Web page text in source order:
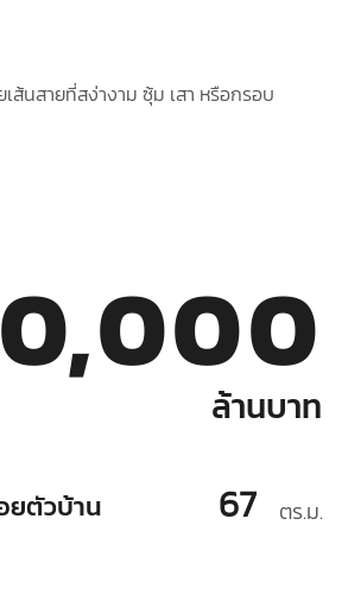
นสายที่สง่างาม ซุ้ม เสา หรือกรอบ
ล้านบาท
ยตัวบ้าน 67 ตร.ม.